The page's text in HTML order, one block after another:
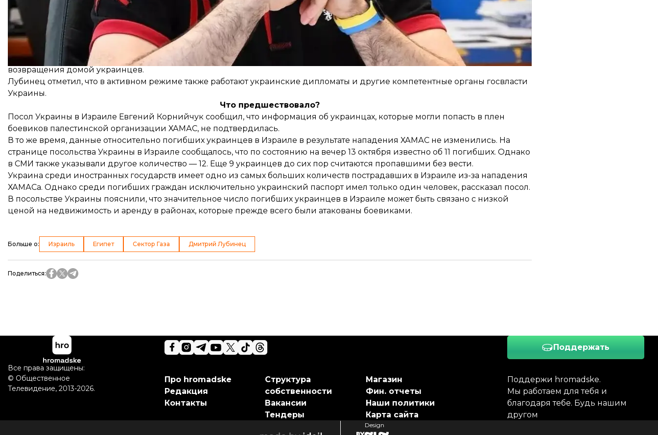
Омбудсмен рассказал, что сотрудничает с Национальной комиссией по правам человека Египта, чтобы помочь украинцам
как можно быстрее. В частности, он провел встречу с президентом комиссии Муширой Хаттаб, где они обсудили механизм
возвращения домой украинцев.
Лубинец отметил, что в активном режиме также работают украинские дипломаты и другие компетентные органы госвласти
Украины.
Что предшествовало?
Посол Украины в Израиле Евгений Корнийчук сообщил, что информация об украинцах, которые могли попасть в плен
боевиков палестинской организации ХАМАС, не подтвердилась.
В то же время, данные относительно погибших украинцев в Израиле в результате нападения ХАМАС не изменились. На
странице посольства Украины в Израиле сообщалось, что по состоянию на вечер 13 октября известно об 11 погибших. Однако
в СМИ также указывали другое количество — 12. Еще 9 украинцев до сих пор считаются пропавшими без вести.
Украина среди иностранных государств имеет одно из самых больших количеств пострадавших в Израиле из-за нападения
ХАМАСа. Однако среди погибших граждан исключительно украинский паспорт имел только один человек, рассказал посол.
В посольстве Украины пояснили, что значительное число погибших украинцев в Израиле может быть связано с низкой
ценой на недвижимость и аренду в районах, которые прежде всего были атакованы боевиками.
Больше о: Израиль Египет Сектор Газа Дмитрий Лубинец
Поделиться:
Поддержать
Поддержи hromadske.
Мы работаем для тебя и
благодаря тебе. Будь нашим
другом
Про hromadske
Редакция
Контакты
Структура
собственности
Вакансии
Тендеры
Магазин
Фин. отчеты
Наши политики
Карта сайта
Все права защищены:
© Общественное
Телевидение, 2013-2026.
Design